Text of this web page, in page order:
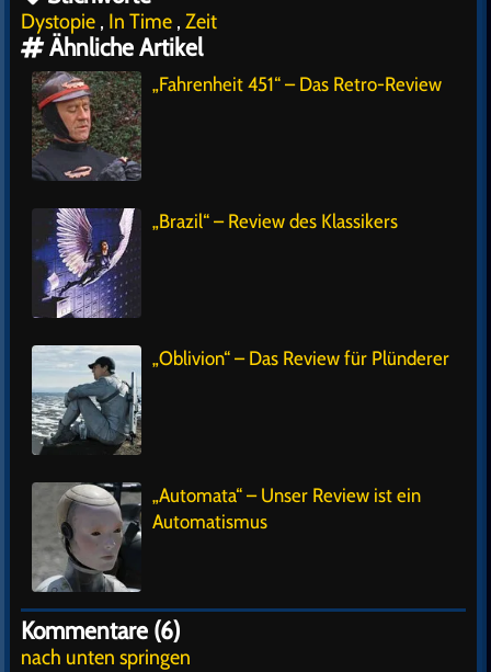
Dystopie , In Time , Zeit
Ähnliche Artikel
„Fahrenheit 451“ – Das Retro-Review
„Brazil“ – Review des Klassikers
„Oblivion“ – Das Review für Plünderer
„Automata“ – Unser Review ist ein
Automatismus
Kommentare (6)
nach unten springen